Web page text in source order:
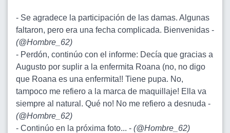
- Se agradece la participación de las damas. Algunas
faltaron, pero era una fecha complicada. Bienvenidas -
(@Hombre_62)
- Perdón, continúo con el informe: Decía que gracias a
Augusto por suplir a la enfermita Roana (no, no digo
que Roana es una enfermita!! Tiene pupa. No,
tampoco me refiero a la marca de maquillaje! Ella va
siempre al natural. Qué no! No me refiero a desnuda -
(@Hombre_62)
- Continúo en la próxima foto... - (@Hombre_62)